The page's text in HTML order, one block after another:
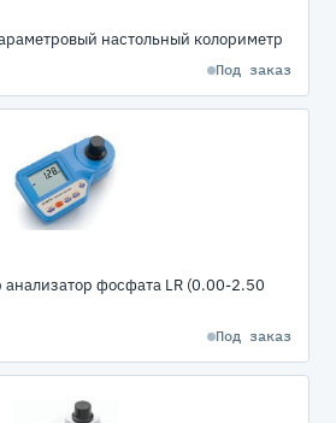
настольный колориметр
Под заказ
фосфата LR (0.00-2.50
Под заказ